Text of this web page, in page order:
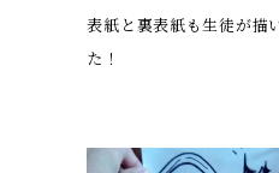
表紙と裏表紙も生徒が描
た！